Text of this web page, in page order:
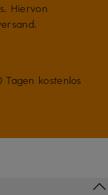
Hiervon
kostenlos